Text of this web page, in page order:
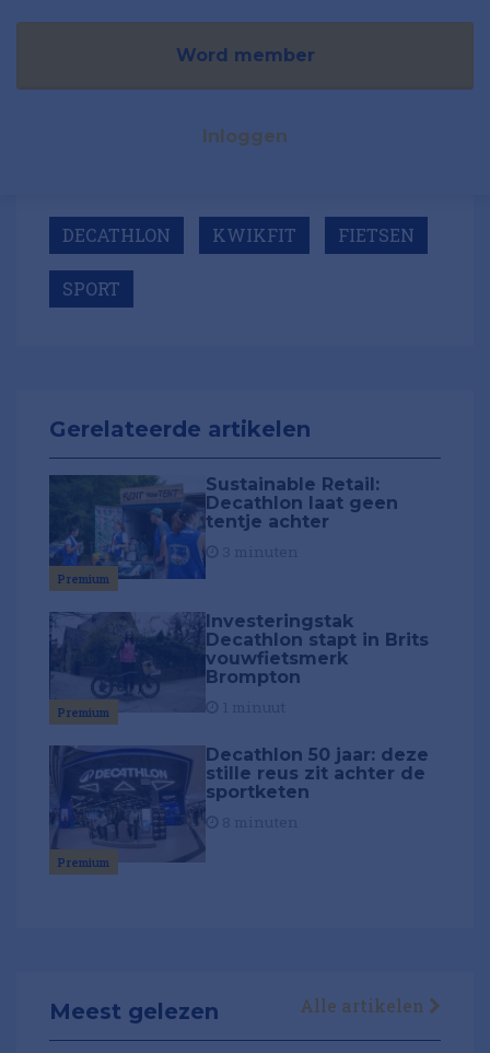
Word member
Inloggen
DECATHLON KWIKFIT FIETSEN
SPORT
Gerelateerde artikelen
Premium
Sustainable Retail:
Decathlon laat geen
tentje achter
Premium
Investeringstak
Decathlon stapt in Brits
vouwfietsmerk
Brompton
Premium
Decathlon 50 jaar: deze
stille reus zit achter de
sportketen
Meest gelezen Alle artikelen